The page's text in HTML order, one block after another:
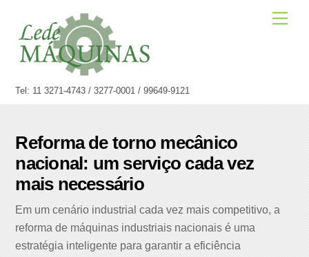
content
Tel: 11 3271-4743 / 3277-0001 / 99649-9121
Reforma de torno mecânico
nacional: um serviço cada vez
mais necessário
Em um cenário industrial cada vez mais competitivo, a
reforma de máquinas industriais nacionais é uma
estratégia inteligente para garantir a eficiência